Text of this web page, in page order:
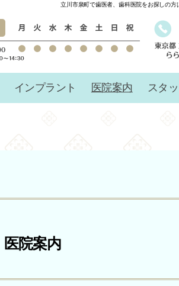
立川市泉町で歯医者、歯科医院をお探しの
インプラント 医院案内 スタ
医院案内